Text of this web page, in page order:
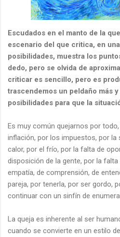
Escudados en el manto de la
escenario del que critica, en
posibilidades, muestra los
dedo, pero se olvida de
criticar es sencillo, pero es
trascendemos un peldaño más
posibilidades para que la
Es muy común quejarnos por
inflación, por los impuestos, por la
calor, por el frío, por la falta de
disposición de la gente, por la
empatía, de comprensión, de
pareja, por tenerla, por ser gordo,
continuar con un sinfín de
La queja es inherente al ser
cuando se convierte en un estilo